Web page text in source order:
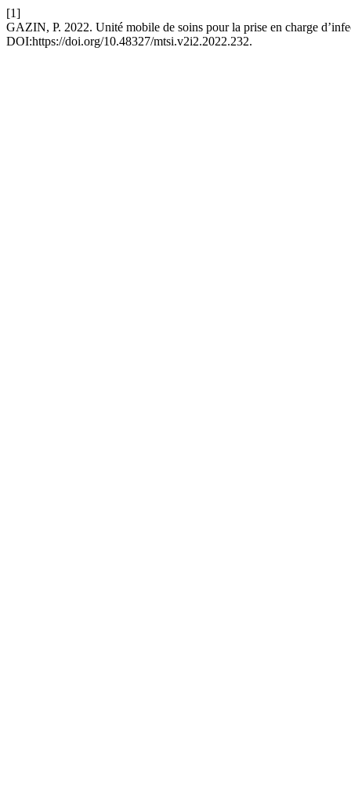
[1]
GAZIN, P. 2022. Unité mobile de soins pour la prise en charge
DOI:https://doi.org/10.48327/mtsi.v2i2.2022.232.